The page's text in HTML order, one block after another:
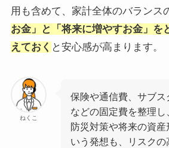
用も含めて、家計全体のバランス
お金」と「将来に増やすお金」を
えておく と安心感が高まります。
ねくこ
保険や通信費、サブス
などの固定費を整理し
防災対策や将来の資産
いう発想も、リスク